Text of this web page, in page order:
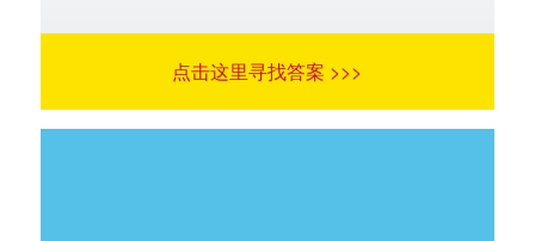
点击这里寻找答案 >>>